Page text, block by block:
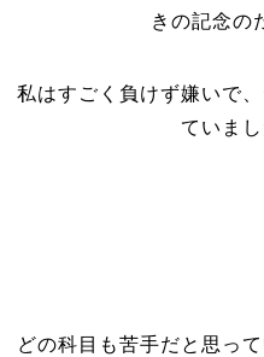
きの記念の
私はすごく負けず嫌いで
ていまし
どの科目も苦手だと思っ